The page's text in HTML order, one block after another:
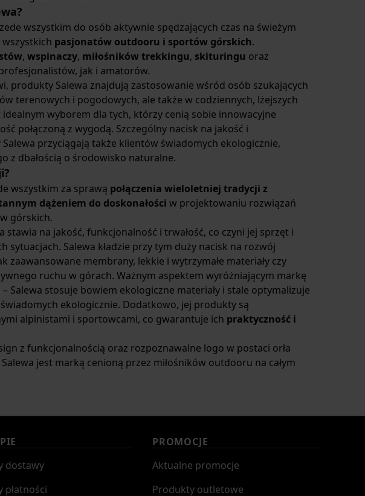
wszystkim do osób aktywnie spędzających czas na świeżym
pasjonatów outdooru i sportów górskich.
, wspinaczy, miłośników trekkingu, skituringu oraz
jak i amatorów.
produkty Salewa znajdują zastosowanie wśród osób szukających
terenowych i pogodowych, ale także w codziennych, lżejszych
wyborem dla tych, którzy cenią sobie innowacyjne
połączoną z wygodą. Szczególny nacisk na jakość i
przyciągają także klientów świadomych ekologicznie,
z dbałością o środowisko naturalne.
wszystkim za sprawą połączenia wieloletniej tradycji z
dążeniem do doskonałości w projektowaniu rozwiązań
górskich.
na jakość, funkcjonalność i trwałość, co czyni jej sprzęt i
Salewa kładzie przy tym duży nacisk na rozwój
membrany, lekkie i wytrzymałe materiały czy
ruchu w górach. Ważnym aspektem wyróżniającym markę
– Salewa stosuje bowiem ekologiczne materiały i stale optymalizuje
ekologicznie. Dodatkowo, jej produkty są
alpinistami i sportowcami, co gwarantuje ich praktyczność i
z funkcjonalnością oraz rozpoznawalne logo w postaci orła
jest marką cenioną przez miłośników outdooru na całym
dostawy
płatności
PROMOCJE
Aktualne promocje
Produkty outletowe